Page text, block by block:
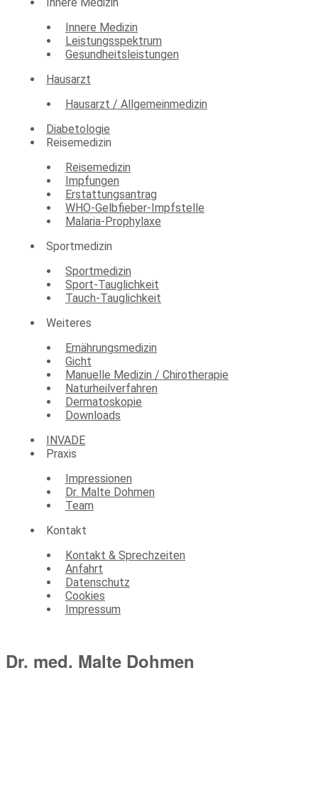
Innere Medizin
Leistungsspektrum
Gesundheitsleistungen
Hausarzt
Hausarzt / Allgemeinmedizin
Diabetologie
Reisemedizin
Reisemedizin
Impfungen
Erstattungsantrag
WHO-Gelbfieber-Impfstelle
Malaria-Prophylaxe
Sportmedizin
Sportmedizin
Sport-Tauglichkeit
Tauch-Tauglichkeit
Weiteres
Ernährungsmedizin
Gicht
Manuelle Medizin / Chirotherapie
Naturheilverfahren
Dermatoskopie
Downloads
INVADE
Praxis
Impressionen
Dr. Malte Dohmen
Team
Kontakt
Kontakt & Sprechzeiten
Anfahrt
Datenschutz
Cookies
Impressum
Dr. med. Malte Dohmen